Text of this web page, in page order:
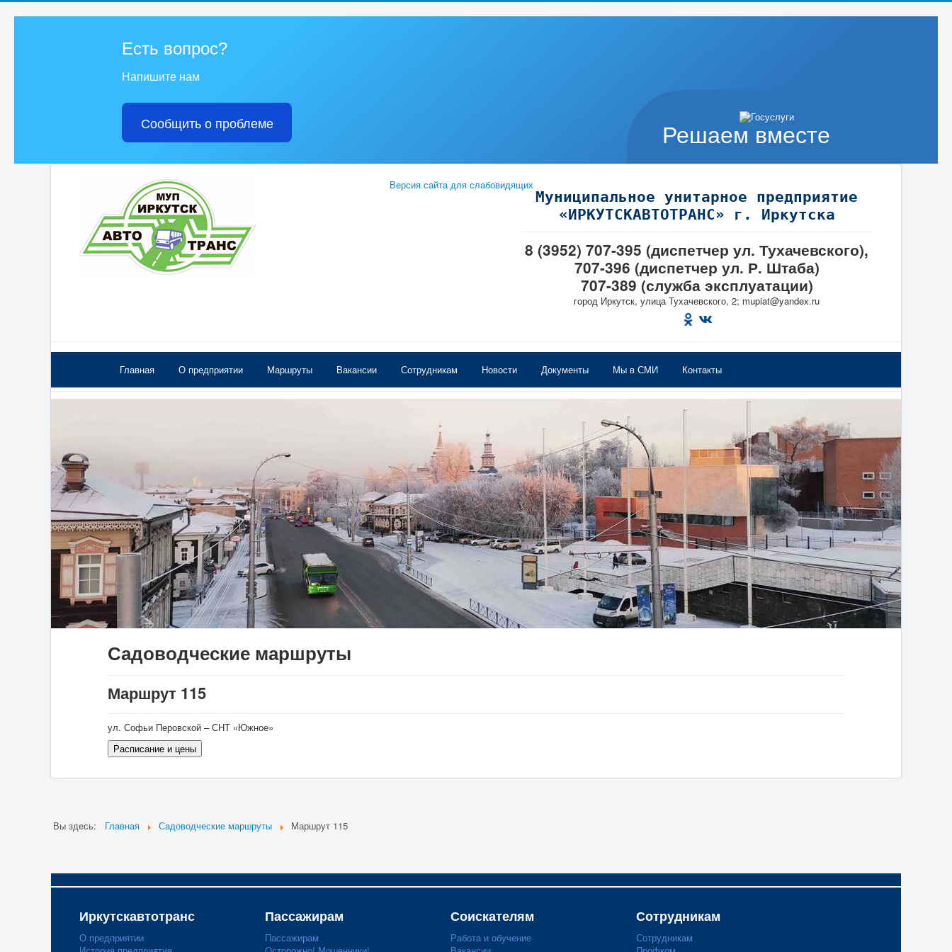
Решаем вместе
Есть вопрос?
Напишите нам
Сообщить о проблеме
Версия сайта для слабовидящих
Муниципальное унитарное предприятие
«ИРКУТСКАВТОТРАНС» г. Иркутска
8 (3952) 707-395 (диспетчер ул. Тухачевского),
707-396 (диспетчер ул. Р. Штаба)
707-389 (служба эксплуатации)
город Иркутск, улица Тухачевского, 2; mupiat@yandex.ru
Главная О предприятии Маршруты Вакансии Сотрудникам Новости Документы Мы в СМИ Контакты
Садоводческие маршруты
Маршрут 115
ул. Софьи Перовской – СНТ «Южное»
Вы здесь: Главная Садоводческие маршруты Маршрут 115
Иркутскавтотранс
О предприятии
Пассажирам
Пассажирам
Соискателям
Работа и обучение
Сотрудникам
Сотрудникам